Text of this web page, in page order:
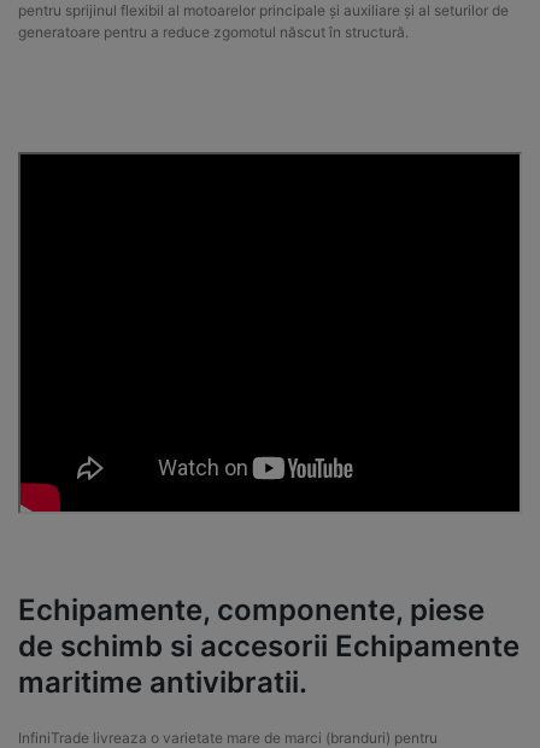
pentru sprijinul flexibil al motoarelor principale și auxiliare și al seturilor de
generatoare pentru a reduce zgomotul născut în structură.
Echipamente, componente, piese
de schimb si accesorii Echipamente
maritime antivibratii.
InfiniTrade livreaza o varietate mare de marci (branduri) pentru